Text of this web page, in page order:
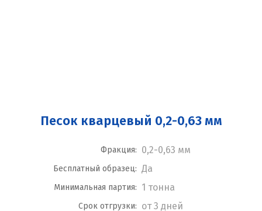
Песок кварцевый 0,2-0,63 мм
Фракция: 0,2-0,63 мм
Бесплатный образец: Да
Минимальная партия: 1 тонна
Срок отгрузки: от 3 дней